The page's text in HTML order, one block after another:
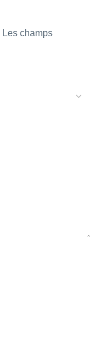
Les champs